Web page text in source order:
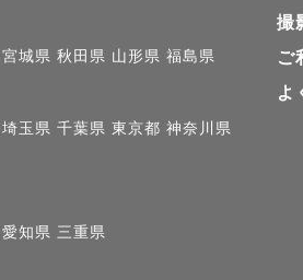
類以上からお貸出いたします。
お安くさせていただいておりま
宮城県 秋田県 山形県 福島県
埼玉県 千葉県 東京都 神奈川県
愛知県 三重県
撮
ご
よ